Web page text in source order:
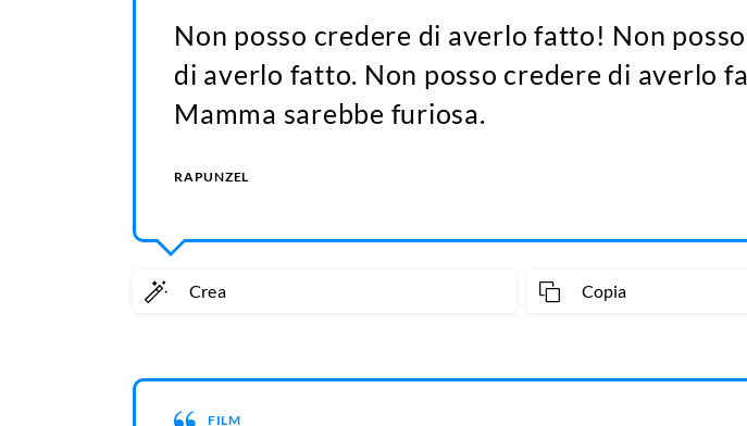
Non posso credere di averlo fatto! Non
di averlo fatto. Non posso credere di averlo
Mamma sarebbe furiosa.
RAPUNZEL
Crea Copia
FILM